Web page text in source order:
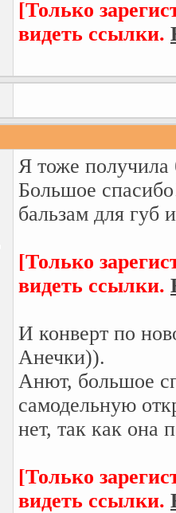
[Только
видеть ссылки.
Я тоже
Большое
бальзам для губ
[Только
видеть ссылки.
И конверт по
Анечки)).
Анют, большое
самодельную
нет, так как она
[Только
видеть ссылки.